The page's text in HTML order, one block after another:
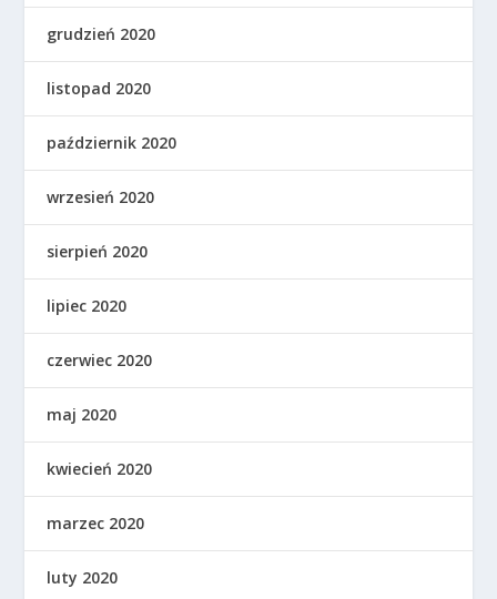
grudzień 2020
listopad 2020
październik 2020
wrzesień 2020
sierpień 2020
lipiec 2020
czerwiec 2020
maj 2020
kwiecień 2020
marzec 2020
luty 2020